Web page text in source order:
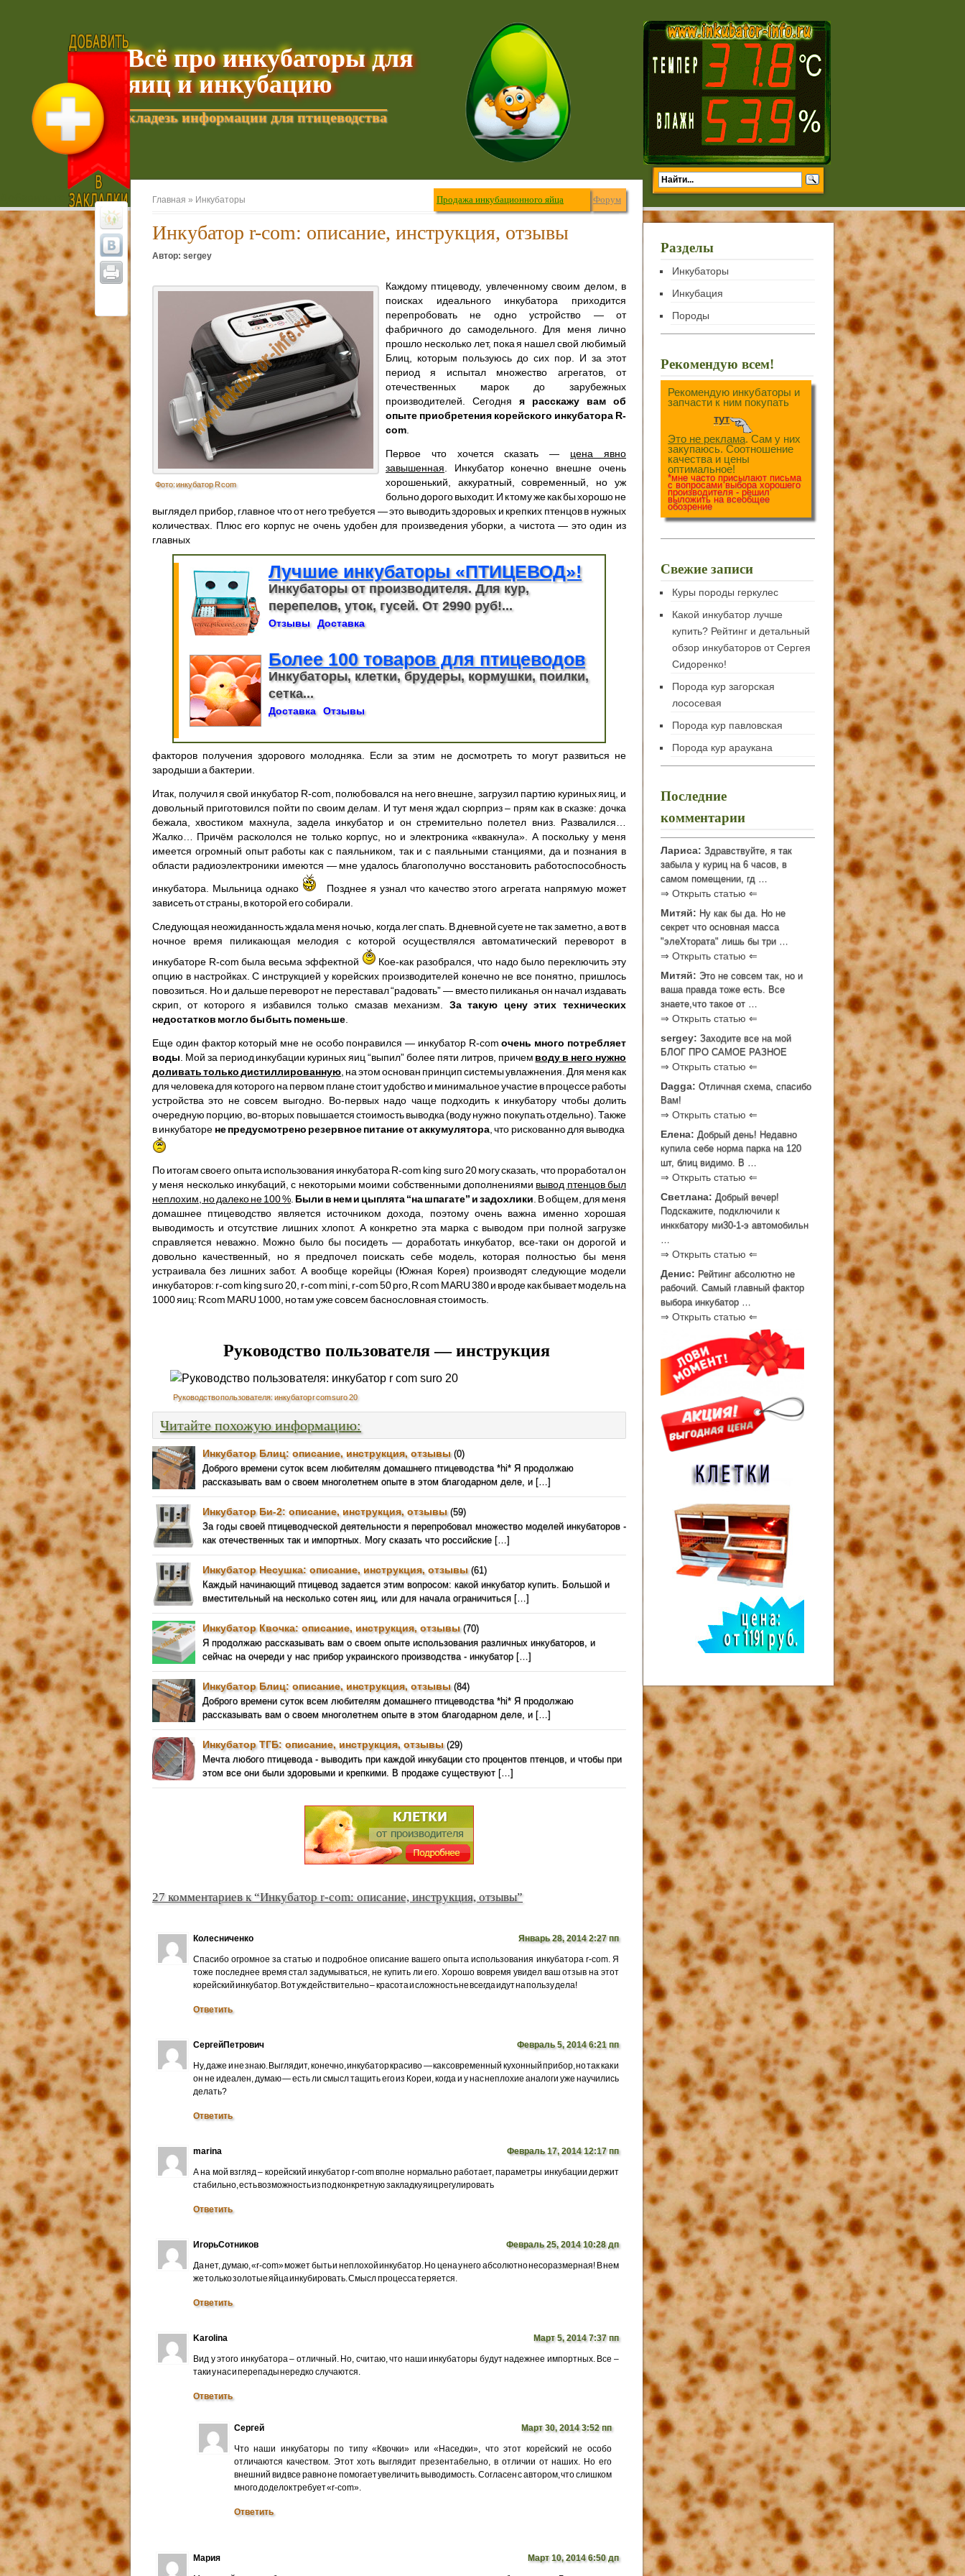
Всё про инкубаторы для
яиц и инкубацию
кладезь информации для птицеводства
Добавить текущую страницу в Избранное Форум
Продажа инкубационного яйца
Главная » Инкубаторы
Инкубатор r-com: описание, инструкция, отзывы
Автор: sergey
Фото: инкубатор R com
Каждому птицеводу, увлеченному своим делом, в
поисках идеального инкубатора приходится
перепробовать не одно устройство — от
фабричного до самодельного. Для меня лично
прошло несколько лет, пока я нашел свой любимый
Блиц, которым пользуюсь до сих пор. И за этот
период я испытал множество агрегатов, от
отечественных марок до зарубежных
производителей. Сегодня я расскажу вам об
опыте приобретения корейского инкубатора R-
com
Первое что хочется сказать — цена явно
завышенная . Инкубатор конечно внешне очень
хорошенький, аккуратный, современный, но уж
больно дорого выходит. И к тому же как бы хорошо не
выглядел прибор, главное что от него требуется — это выводить здоровых и крепких птенцов в нужных
количествах. Плюс его корпус не очень удобен для произведения уборки, а чистота — это один из
главных
Лучшие инкубаторы «ПТИЦЕВОД»!
Инкубаторы от производителя. Для кур,
перепелов, уток, гусей. От 2990 руб!...
Отзывы Доставка
Более 100 товаров для птицеводов
Инкубаторы, клетки, брудеры, кормушки, поилки,
сетка...
Доставка Отзывы
факторов получения здорового молодняка. Если за этим не досмотреть то могут развиться не
зародыши а бактерии.
Итак, получил я свой инкубатор R-com, полюбовался на него внешне, загрузил партию куриных яиц, и
довольный приготовился пойти по своим делам. И тут меня ждал сюрприз – прям как в сказке: дочка
бежала, хвостиком махнула, задела инкубатор и он стремительно полетел вниз. Развалился…
Жалко… Причём раскололся не только корпус, но и электроника «квакнула». А поскольку у меня
имеется огромный опыт работы как с паяльником, так и с паяльными станциями, да и познания в
области радиоэлектроники имеются — мне удалось благополучно восстановить работоспособность
инкубатора. Мыльница однако
Позднее я узнал что качество этого агрегата напрямую может
зависеть от страны, в которой его собирали.
Следующая неожиданность ждала меня ночью, когда лег спать. В дневной суете не так заметно, а вот в
ночное время пиликающая мелодия с которой осуществлялся автоматический переворот в
инкубаторе R-com была весьма эффектной
Кое-как разобрался, что надо было переключить эту
опцию в настройках. С инструкцией у корейских производителей конечно не все понятно, пришлось
повозиться. Но и дальше переворот не переставал “радовать” — вместо пиликанья он начал издавать
скрип, от которого я избавился только смазав механизм. За такую цену этих технических
недостатков могло бы быть поменьше
Еще один фактор который мне не особо понравился — инкубатор R-comочень много потребляет
воды . Мой за период инкубации куриных яиц “выпил” более пяти литров, причем воду в него нужно
доливать только дистиллированную , на этом основан принцип системы увлажнения. Для меня как
для человека для которого на первом плане стоит удобство и минимальное участие в процессе работы
устройства это не совсем выгодно. Во-первых надо чаще подходить к инкубатору чтобы долить
очередную порцию, во-вторых повышается стоимость выводка (воду нужно покупать отдельно). Также
в инкубаторе не предусмотрено резервное питание от аккумулятора , что рискованно для выводка
По итогам своего опыта использования инкубатора R-com king suro 20 могу сказать, что проработал он
у меня несколько инкубаций, с некоторыми моими собственными дополнениями вывод птенцов был
неплохим, но далеко не 100 % Были в нем и цыплята “на шпагате” и задохлики . В общем, для меня
домашнее птицеводство является источником дохода, поэтому очень важна именно хорошая
выводимость и отсутствие лишних хлопот. А конкретно эта марка с выводом при полной загрузке
справляется неважно. Можно было бы посидеть — доработать инкубатор, все-таки он дорогой и
довольно качественный, но я предпочел поискать себе модель, которая полностью бы меня
устраивала без лишних забот. А вообще корейцы (Южная Корея) производят следующие модели
инкубаторов: r-com king suro 20, r-com mini, r-com 50 pro, R com MARU 380 и вроде как бывает модель на
1000 яиц: R com MARU 1000, но там уже совсем баснословная стоимость.
Руководство пользователя — инструкция
Руководство пользователя: инкубатор r com suro 20
Читайте похожую информацию:
Инкубатор Блиц: описание, инструкция, отзывы(0)
Доброго времени суток всем любителям домашнего птицеводства *hi* Я продолжаю
рассказывать вам о своем многолетнем опыте в этом благодарном деле, и […]
Инкубатор Би-2: описание, инструкция, отзывы(59)
За годы своей птицеводческой деятельности я перепробовал множество моделей инкубаторов -
как отечественных так и импортных. Могу сказать что российские […]
Инкубатор Несушка: описание, инструкция, отзывы(61)
Каждый начинающий птицевод задается этим вопросом: какой инкубатор купить. Большой и
вместительный на несколько сотен яиц, или для начала ограничиться […]
Инкубатор Квочка: описание, инструкция, отзывы(70)
Я продолжаю рассказывать вам о своем опыте использования различных инкубаторов, и
сейчас на очереди у нас прибор украинского производства - инкубатор […]
Инкубатор Блиц: описание, инструкция, отзывы(84)
Доброго времени суток всем любителям домашнего птицеводства *hi* Я продолжаю
рассказывать вам о своем многолетнем опыте в этом благодарном деле, и […]
Инкубатор ТГБ: описание, инструкция, отзывы(29)
Мечта любого птицевода - выводить при каждой инкубации сто процентов птенцов, и чтобы при
этом все они были здоровыми и крепкими. В продаже существуют […]
27 комментариев к “Инкубатор r-com: описание, инструкция, отзывы”
Колесниченко Январь 28, 2014 2:27 пп
Спасибо огромное за статью и подробное описание вашего опыта использования инкубатора r-com. Я
тоже последнее время стал задумываться, не купить ли его. Хорошо вовремя увидел ваш отзыв на этот
корейский инкубатор. Вот уж действительно – красота и сложность не всегда идут на пользу дела!
Ответить
СергейПетрович Февраль 5, 2014 6:21 пп
Ну, даже и не знаю. Выглядит, конечно, инкубатор красиво — как современный кухонный прибор, но так как и
он не идеален, думаю — есть ли смысл тащить его из Кореи, когда и у нас неплохие аналоги уже научились
делать?
Ответить
marina Февраль 17, 2014 12:17 пп
А на мой взгляд – корейский инкубатор r-com вполне нормально работает, параметры инкубации держит
стабильно, есть возможность из под конкретную закладку яиц регулировать
Ответить
ИгорьСотников Февраль 25, 2014 10:28 дп
Да нет, думаю, «r-com» может быть и неплохой инкубатор. Но цена у него абсолютно несоразмерная! В нем
же только золотые яйца инкубировать. Смысл процесса теряется.
Ответить
Karolina Март 5, 2014 7:37 пп
Вид у этого инкубатора – отличный. Но, считаю, что наши инкубаторы будут надежнее импортных. Все –
таки у нас и перепады нередко случаются.
Ответить
Сергей Март 30, 2014 3:52 пп
Что наши инкубаторы по типу «Квочки» или «Наседки», что этот корейский не особо
отличаются качеством. Этот хоть выглядит презентабельно, в отличии от наших. Но его
внешний вид все равно не помогает увеличить выводимость. Согласен с автором, что слишком
много доделок требует «r-com».
Ответить
Мария Март 10, 2014 6:50 дп
Разделы
Инкубаторы
Инкубация
Породы
Рекомендую всем!
Рекомендую инкубаторы и
запчасти к ним покупать
тут
Это не реклама. Сам у них
закупаюсь. Соотношение
качества и цены
оптимальное!
*мне часто присылают письма
с вопросами выбора хорошего
производителя - решил
выложить на всеобщее
обозрение
Свежие записи
Куры породы геркулес
Какой инкубатор лучше
купить? Рейтинг и детальный
обзор инкубаторов от Сергея
Сидоренко!
Порода кур загорская
лососевая
Порода кур павловская
Порода кур араукана
Последние
комментарии
Лариса: Здравствуйте, я так
забыла у куриц на 6 часов, в
самом помещении, гд …
⇒ Открыть статью ⇐
Митяй: Ну как бы да. Но не
секрет что основная масса
"элеХтората" лишь бы три …
⇒ Открыть статью ⇐
Митяй: Это не совсем так, но и
ваша правда тоже есть. Все
знаете,что такое от …
⇒ Открыть статью ⇐
sergey: Заходите все на мой
БЛОГ ПРО САМОЕ РАЗНОЕ
⇒ Открыть статью ⇐
Dagga: Отличная схема, спасибо
Вам!
⇒ Открыть статью ⇐
Елена: Добрый день! Недавно
купила себе норма парка на 120
шт, блиц видимо. В …
⇒ Открыть статью ⇐
Светлана: Добрый вечер!
Подскажите, подключили к
инккбатору ми30-1-э автомобильн
…
⇒ Открыть статью ⇐
Денис: Рейтинг абсолютно не
рабочий. Самый главный фактор
выбора инкубатор …
⇒ Открыть статью ⇐